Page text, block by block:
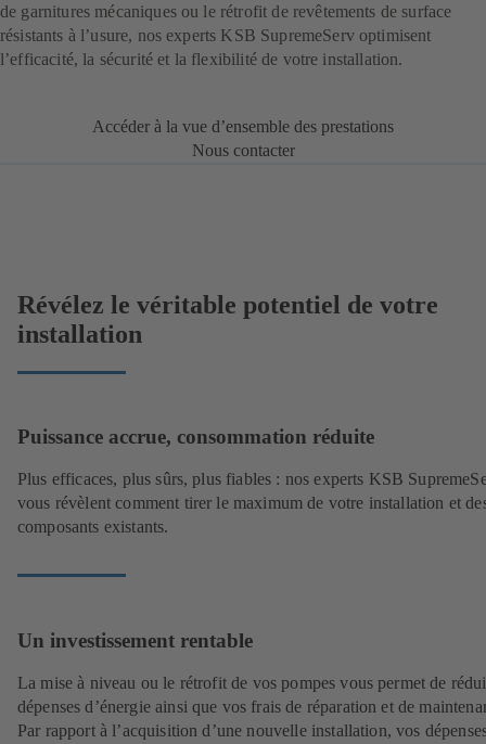
de garnitures mécaniques ou le rétrofit de revêtements de surface
résistants à l’usure, nos experts KSB SupremeServ optimisent
l’efficacité, la sécurité et la flexibilité de votre installation.
Accéder à la vue d’ensemble des prestations
Nous contacter
Révélez le véritable potentiel de votre
installation
Puissance accrue, consommation réduite
Plus efficaces, plus sûrs, plus fiables : nos experts KSB
vous révèlent comment tirer le maximum de votre installation et
composants existants.
Un investissement rentable
La mise à niveau ou le rétrofit de vos pompes vous permet de
dépenses d’énergie ainsi que vos frais de réparation et de
Par rapport à l’acquisition d’une nouvelle installation, vos